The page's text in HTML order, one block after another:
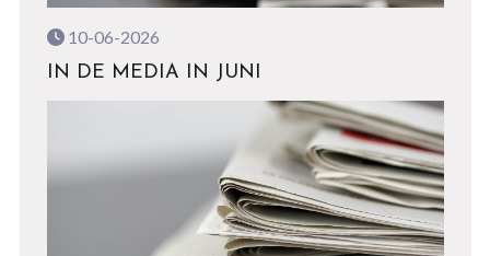
10-06-2026
IN DE MEDIA IN JUNI